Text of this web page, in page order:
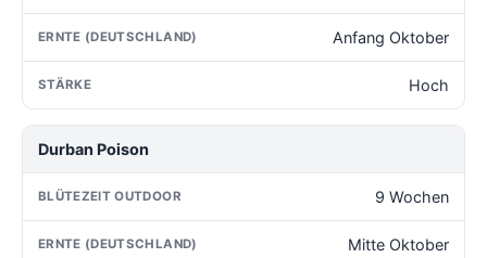
Anfang Oktober
Hoch
Durban Poison
9 Wochen
Mitte Oktober